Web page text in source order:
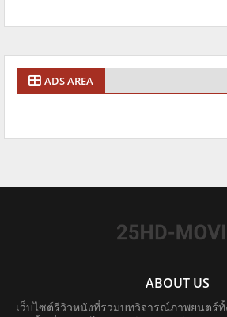
ADS AREA
ABOUT US
เว็บไซต์รีวิวหนังที่รวมบทวิจารณ์ภาพยนตร์ทั้